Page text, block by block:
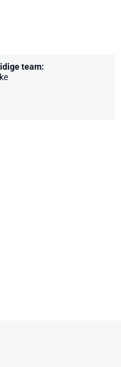
team: